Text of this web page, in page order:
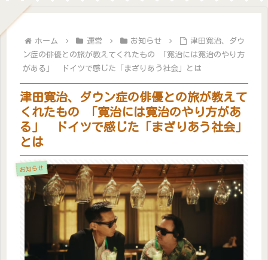
ホーム 運営 お知らせ
津田寛治、ダウ
ン症の俳優との旅が教えてくれたもの 「寛治には寛治のやり方
がある」 ドイツで感じた「まざりあう社会」とは
津田寛治、ダウン症の俳優との旅が教えて
くれたもの 「寛治には寛治のやり方があ
る」 ドイツで感じた「まざりあう社会」
とは
お知らせ